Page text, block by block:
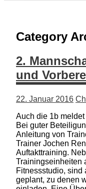
Category
2.
und
22. Januar 2016
Auch die 1b
Bei guter
Anleitung von
Trainer Jochen
Auftakttraining.
Trainingseinheiten
Fitnessstudio, sind
geplant, zu denen